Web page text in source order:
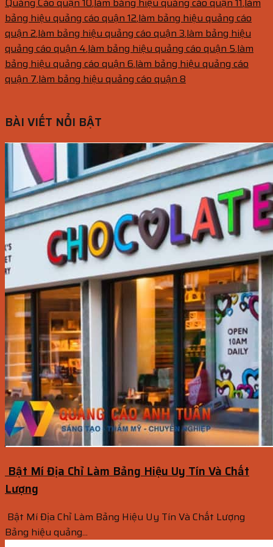
bảng hiệu quảng cáo quận 12,làm bảng hiệu quảng cáo
quận 2,làm bảng hiệu quảng cáo quận 3,làm bảng hiệu
quảng cáo quận 4,làm bảng hiệu quảng cáo quận 5,làm
bảng hiệu quảng cáo quận 6,làm bảng hiệu quảng cáo
quận 7,làm bảng hiệu quảng cáo quận 8
BÀI VIẾT NỔI BẬT
Bật Mí Địa Chỉ Làm Bảng Hiệu Uy Tín Và Chất
Lượng
Bật Mí Địa Chỉ Làm Bảng Hiệu Uy Tín Và Chất Lượng
Bảng hiệu quảng...